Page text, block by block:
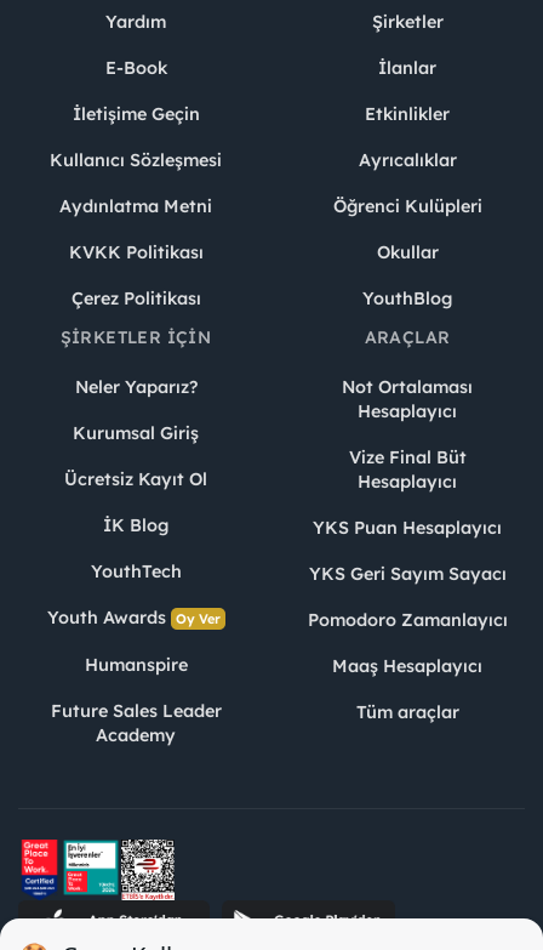
Yardım
E-Book
İletişime Geçin
Kullanıcı Sözleşmesi
Aydınlatma Metni
KVKK Politikası
Çerez Politikası
Şirketler
İlanlar
Etkinlikler
Ayrıcalıklar
Öğrenci Kulüpleri
Okullar
YouthBlog
ŞIRKETLER İÇIN
Neler Yaparız?
Kurumsal Giriş
Ücretsiz Kayıt Ol
İK Blog
YouthTech
Youth Awards Oy Ver
Humanspire
Future Sales Leader
Academy
ARAÇLAR
Not Ortalaması
Hesaplayıcı
Vize Final Büt
Hesaplayıcı
YKS Puan Hesaplayıcı
YKS Geri Sayım Sayacı
Pomodoro Zamanlayıcı
Maaş Hesaplayıcı
Tüm araçlar